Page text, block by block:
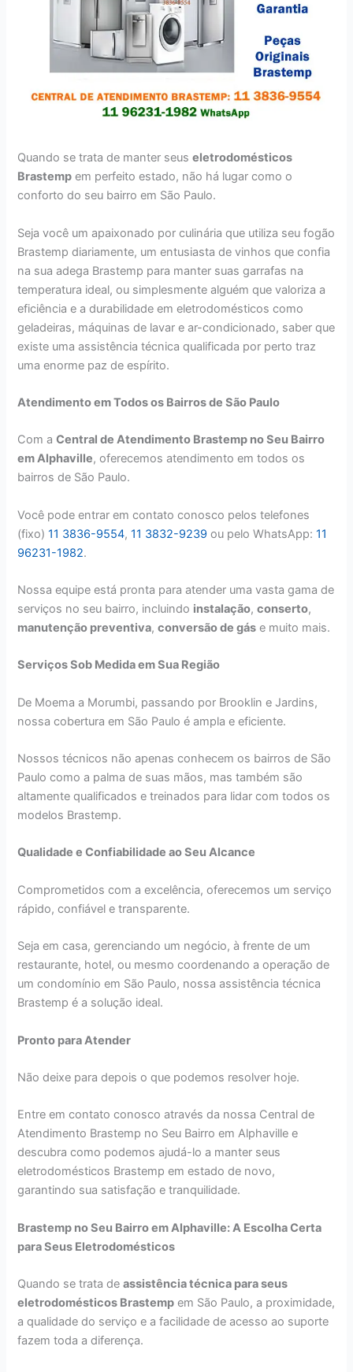
Quando se trata de manter seuseletrodomésticos
Brastemp em perfeito estado, não há lugar como o
conforto do seu bairro em São Paulo.
Seja você um apaixonado por culinária que utiliza seu fogão
Brastemp diariamente, um entusiasta de vinhos que confia
na sua adega Brastemp para manter suas garrafas na
temperatura ideal, ou simplesmente alguém que valoriza a
eficiência e a durabilidade em eletrodomésticos como
geladeiras, máquinas de lavar e ar-condicionado, saber que
existe uma assistência técnica qualificada por perto traz
uma enorme paz de espírito.
Atendimento em Todos os Bairros de São Paulo
Com aCentral de Atendimento Brastemp no Seu Bairro
em Alphaville, oferecemos atendimento em todos os
bairros de São Paulo.
Você pode entrar em contato conosco pelos telefones
(fixo)11 3836-9554,11 3832-9239 ou pelo WhatsApp:11
96231-1982.
Nossa equipe está pronta para atender uma vasta gama de
serviços no seu bairro, incluindo instalação,conserto,
manutenção preventiva,conversão de gás e muito mais.
Serviços Sob Medida em Sua Região
De Moema a Morumbi, passando por Brooklin e Jardins,
nossa cobertura em São Paulo é ampla e eficiente.
Nossos técnicos não apenas conhecem os bairros de São
Paulo como a palma de suas mãos, mas também são
altamente qualificados e treinados para lidar com todos os
modelos Brastemp.
Qualidade e Confiabilidade ao Seu Alcance
Comprometidos com a excelência, oferecemos um serviço
rápido, confiável e transparente.
Seja em casa, gerenciando um negócio, à frente de um
restaurante, hotel, ou mesmo coordenando a operação de
um condomínio em São Paulo, nossa assistência técnica
Brastemp é a solução ideal.
Pronto para Atender
Não deixe para depois o que podemos resolver hoje.
Entre em contato conosco através da nossa Central de
Atendimento Brastemp no Seu Bairro em Alphaville e
descubra como podemos ajudá-lo a manter seus
eletrodomésticos Brastemp em estado de novo,
garantindo sua satisfação e tranquilidade.
Brastemp no Seu Bairro em Alphaville: A Escolha Certa
para Seus Eletrodomésticos
Quando se trata deassistência técnica para seus
eletrodomésticos Brastemp em São Paulo, a proximidade,
a qualidade do serviço e a facilidade de acesso ao suporte
fazem toda a diferença.